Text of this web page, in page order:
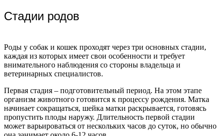
Стадии родов
Роды у собак и кошек проходят через три основных стадии,
каждая из которых имеет свои особенности и требует
внимательного наблюдения со стороны владельца и
ветеринарных специалистов.
Первая стадия – подготовительный период. На этом этапе
организм животного готовится к процессу рождения. Матка
начинает сокращаться, шейка матки раскрывается, готовясь
пропустить плоды наружу. Длительность первой стадии
может варьироваться от нескольких часов до суток, но обычно